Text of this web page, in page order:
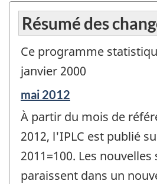
Résumé des
Ce programme
janvier 2000
Période
de
référence
de
changement
-
mai 2012
À partir du mois de
2012, l'IPLC est publié
2011=100. Les nouvelles
paraissent dans un